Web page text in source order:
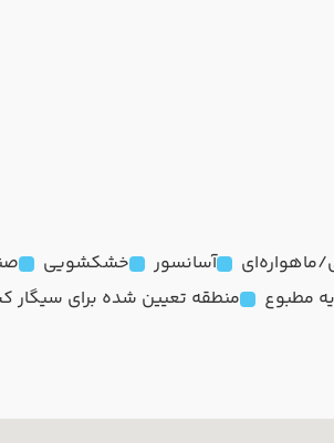
ماهواره‌ای آسانسور خشکشویی
مطبوع منطقه تعیین شده برای سیگار